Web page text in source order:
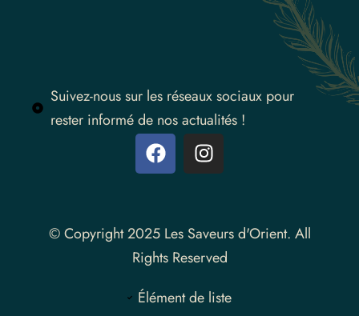
Suivez-nous sur les réseaux sociaux pour
rester informé de nos actualités !
© Copyright 2025 Les Saveurs d'Orient. All
Rights Reserved
Élément de liste
Instagram